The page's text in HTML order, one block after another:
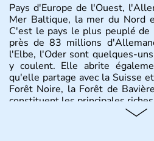
Pays d'Europe de l'Ouest,
Mer Baltique, la mer du Nord
C'est le pays le plus peuplé de
près de 83 millions
l'Elbe, l'Oder sont quelques-
y coulent. Elle abrite
qu'elle partage avec la Suisse
Forêt Noire, la Forêt de
constituent les principales